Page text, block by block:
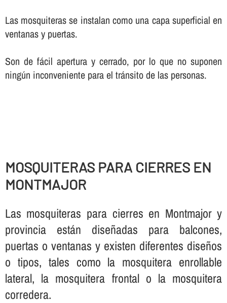
Las mosquiteras se instalan como una capa superficial en
ventanas y puertas.
Son de fácil apertura y cerrado, por lo que no suponen
ningún inconveniente para el tránsito de las personas.
MOSQUITERAS PARA CIERRES EN
MONTMAJOR
Las mosquiteras para cierres en Montmajor y
provincia están diseñadas para balcones,
puertas o ventanas y existen diferentes diseños
o tipos, tales como la mosquitera enrollable
lateral, la mosquitera frontal o la mosquitera
corredera.